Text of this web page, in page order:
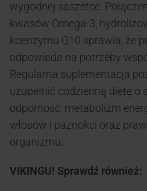
wygodnej saszetce.
kwasów Omega-3,
koenzymu Q10 sprawia, że
odpowiada na potrzeby
Regularna suplementacja
uzupełnić codzienną dietę o
odporność, metabolizm
włosów i paznokci oraz
organizmu.
VIKINGU! Sprawdź również: